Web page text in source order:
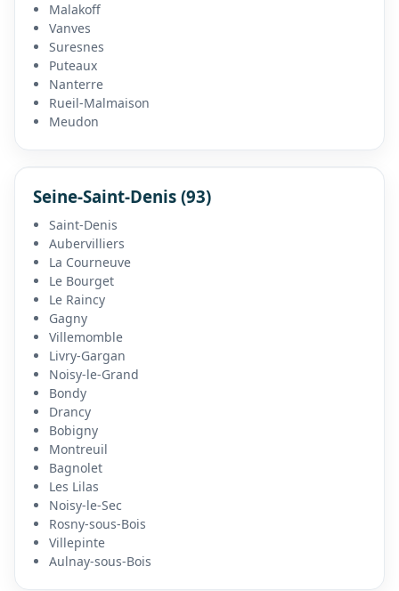
Malakoff
Vanves
Suresnes
Puteaux
Nanterre
Rueil-Malmaison
Meudon
Seine-Saint-Denis (93)
Saint-Denis
Aubervilliers
La Courneuve
Le Bourget
Le Raincy
Gagny
Villemomble
Livry-Gargan
Noisy-le-Grand
Bondy
Drancy
Bobigny
Montreuil
Bagnolet
Les Lilas
Noisy-le-Sec
Rosny-sous-Bois
Villepinte
Aulnay-sous-Bois